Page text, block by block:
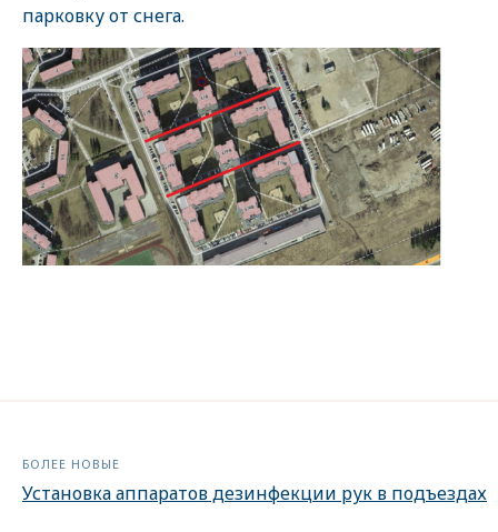
парковку от снега.
БОЛЕЕ НОВЫЕ
Установка аппаратов дезинфекции рук в подъездах